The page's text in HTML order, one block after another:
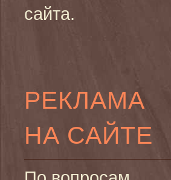
сайта.
РЕКЛАМА
НА САЙТЕ